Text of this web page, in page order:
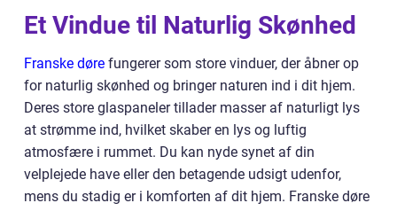
Et Vindue til Naturlig Skønhed
Franske døre fungerer som store vinduer, der åbner op
for naturlig skønhed og bringer naturen ind i dit hjem.
Deres store glaspaneler tillader masser af naturligt lys
at strømme ind, hvilket skaber en lys og luftig
atmosfære i rummet. Du kan nyde synet af din
velplejede have eller den betagende udsigt udenfor,
mens du stadig er i komforten af dit hjem. Franske døre